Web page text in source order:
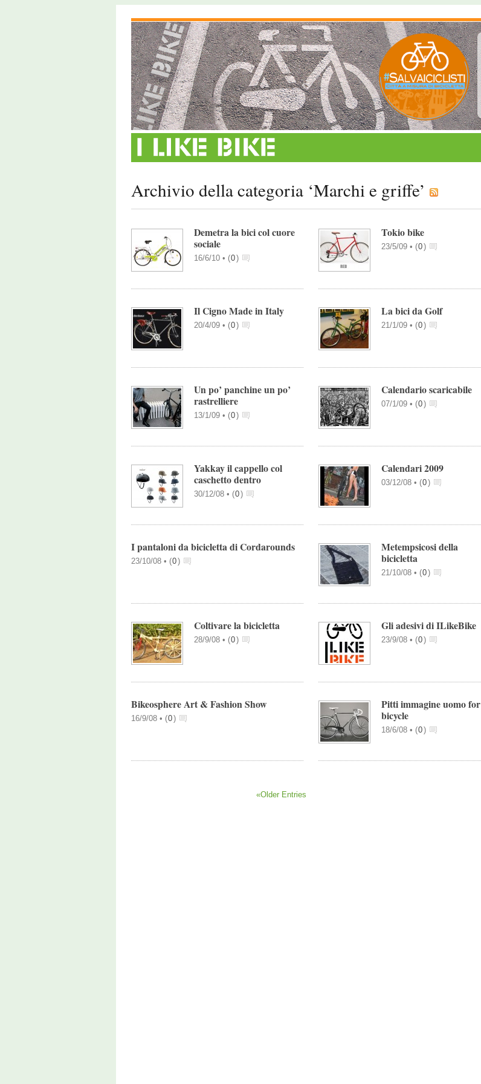
Archivio della categoria ‘Marchi e griffe’
Demetra la bici col cuore
sociale
16/6/10 • (0)
Tokio bike
23/5/09 • (0)
Il Cigno Made in Italy
20/4/09 • (0)
La bici da Golf
21/1/09 • (0)
Un po’ panchine un po’
rastrelliere
13/1/09 • (0)
Calendario scaricabile
07/1/09 • (0)
Yakkay il cappello col
caschetto dentro
30/12/08 • (0)
Calendari 2009
03/12/08 • (0)
I pantaloni da bicicletta di Cordarounds
23/10/08 • (0)
Metempsicosi della
bicicletta
21/10/08 • (0)
Coltivare la bicicletta
28/9/08 • (0)
Gli adesivi di ILikeBike
23/9/08 • (0)
Bikeosphere Art & Fashion Show
16/9/08 • (0)
Pitti immagine uomo for
bicycle
18/6/08 • (0)
«Older Entries